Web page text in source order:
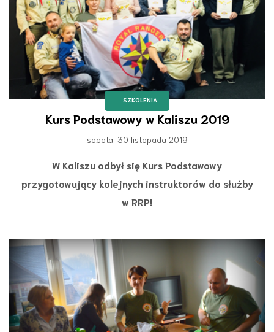
SZKOLENIA
Kurs Podstawowy w Kaliszu 2019
sobota, 30 listopada 2019
W Kaliszu odbył się Kurs Podstawowy
przygotowujący kolejnych instruktorów do służby
w RRP!